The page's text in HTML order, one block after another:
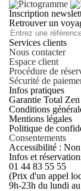
Inscription
Retrouver un
Services clients
Nous contacter
Espace client
Procédure de
Sécurité de
Infos pratiques
Garantie Total Zen
Conditions
Mentions légales
Politique de
Consentements
Accessibilité :
Infos et
01 44 83 55 55
(Prix d'un appel
9h-23h du lundi